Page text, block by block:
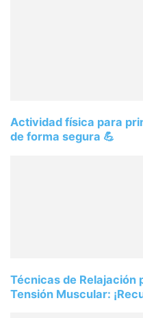
Actividad física para
de forma segura 💪
Técnicas de Relajación
Tensión Muscular: